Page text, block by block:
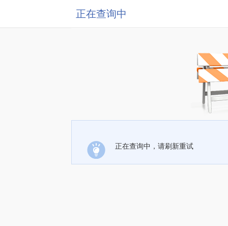
正在查询中
正在查询中，请刷新重试